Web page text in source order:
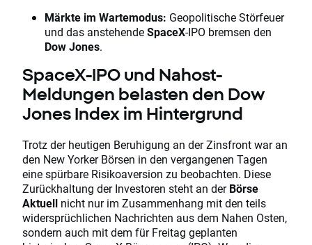
Märkte im Wartemodus: Geopolitische Störfeuer
und das anstehendeSpaceX-IPO bremsen den
Dow Jones.
SpaceX-IPO und Nahost-
Meldungen belasten den Dow
Jones Index im Hintergrund
Trotz der heutigen Beruhigung an der Zinsfront war an
den New Yorker Börsen in den vergangenen Tagen
eine spürbare Risikoaversion zu beobachten. Diese
Zurückhaltung der Investoren steht an derBörse
Aktuell nicht nur im Zusammenhang mit den teils
widersprüchlichen Nachrichten aus dem Nahen Osten,
sondern auch mit dem für Freitag geplanten